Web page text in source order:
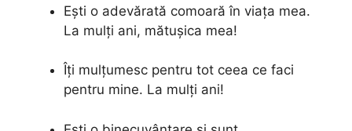
Ești o adevărată comoară în viața mea.
La mulți ani, mătușica mea!
Îți mulțumesc pentru tot ceea ce faci
pentru mine. La mulți ani!